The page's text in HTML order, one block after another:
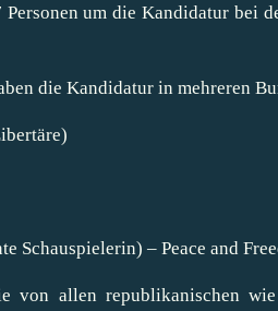
um die Kandidatur bei
die Kandidatur in mehreren
Schauspielerin) – Peace and
von allen republikanischen